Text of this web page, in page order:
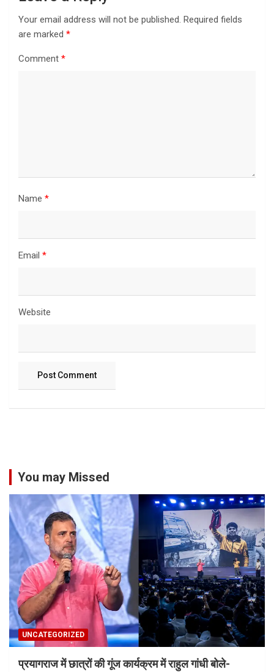
Your email address will not be published. Required fields
are marked *
Comment *
Name *
Email *
Website
You may Missed
UNCATEGORIZED
प्रयागराज में छात्रों की गूंज कार्यक्रम में राहुल गांधी बोले-